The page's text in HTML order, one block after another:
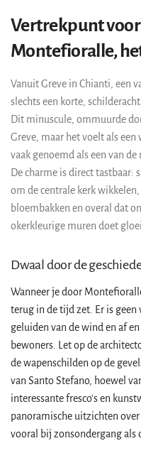
Vertrekpunt
Montefioralle,
Vanuit Greve in Chianti, een
slechts een korte,
Dit minuscule, ommuurde
Greve, maar het voelt als
vaak genoemd als een van
De charme is direct tastbaar:
om de centrale kerk
bloembakken en overal dat
okerkleurige muren doet
Dwaal door de
Wanneer je door
terug in de tijd zet. Er is geen
geluiden van de wind en af
bewoners. Let op de
de wapenschilden op de
van Santo Stefano, hoewel
interessante fresco's en
panoramische uitzichten
vooral bij zonsondergang als